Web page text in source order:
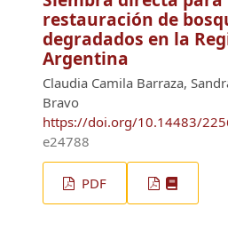
restauración de
degradados en la
Argentina
Claudia Camila Barraza,
Bravo
https://doi.org/10.14483/
e24788
PDF